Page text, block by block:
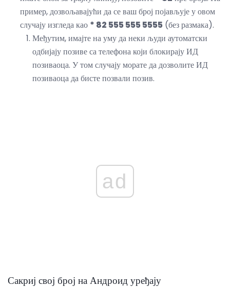
пример, дозвољавајући да се ваш број појављује у овом
случају изгледа као * 82 555 555 5555 (без размака).
Међутим, имајте на уму да неки људи аутоматски
одбијају позиве са телефона који блокирају ИД
позиваоца. У том случају морате да дозволите ИД
позиваоца да бисте позвали позив.
ad
Сакриј свој број на Андроид уређају